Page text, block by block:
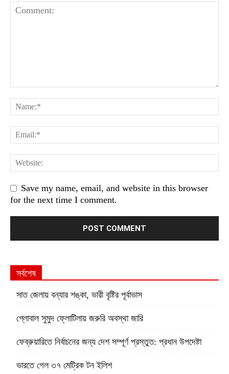
Save my name, email, and website in this browser
for the next time I comment.
সর্বশেষ
সাত জেলায় বন্যার শঙ্কা, ভারী বৃষ্টির পূর্বাভাস
গ্লোবাল সুমুদ ফ্লোটিলায় জরুরি অবস্থা জারি
ফেব্রুয়ারিতে নির্বাচনের জন্য দেশ সম্পূর্ণ প্রস্তুত: প্রধান উপদেষ্টা
ভারতে গেল ৩৭ মেট্রিক টন ইলিশ